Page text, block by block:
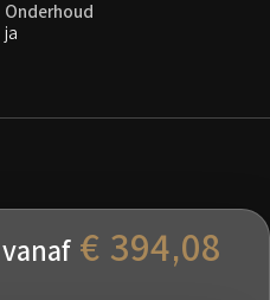
Onderhoud
ja
€ 394,08